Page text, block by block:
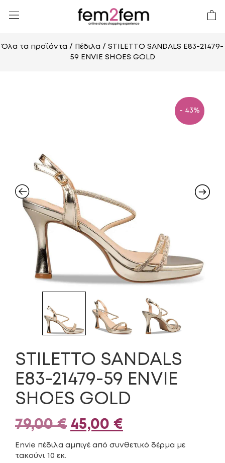
Όλα τα προϊόντα / Πέδιλα / STILETTO SANDALS E83-21479-
59 ENVIE SHOES GOLD
- 43%
STILETTO SANDALS
E83-21479-59 ENVIE
SHOES GOLD
79,00€ Original
price
45,00 €
τρέχουσα
Envie πέδιλα αμπιγέ από συνθετικό δέρμα με
τακούνι 10 εκ.